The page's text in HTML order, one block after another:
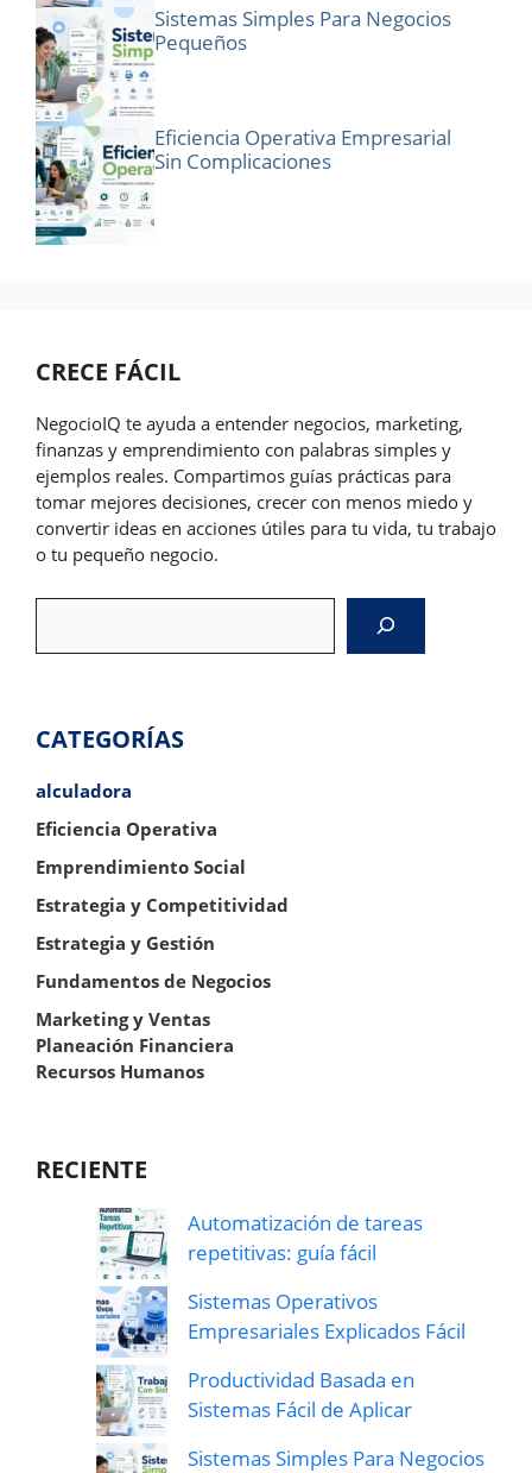
Sistemas Simples Para Negocios
Pequeños
Eficiencia Operativa Empresarial
Sin Complicaciones
CRECE FÁCIL
NegocioIQ te ayuda a entender negocios, marketing,
finanzas y emprendimiento con palabras simples y
ejemplos reales. Compartimos guías prácticas para
tomar mejores decisiones, crecer con menos miedo y
convertir ideas en acciones útiles para tu vida, tu trabajo
o tu pequeño negocio.
CATEGORÍAS
alculadora
Eficiencia Operativa
Emprendimiento Social
Estrategia y Competitividad
Estrategia y Gestión
Fundamentos de Negocios
Marketing y Ventas
Planeación Financiera
Recursos Humanos
RECIENTE
Automatización de tareas
repetitivas: guía fácil
Sistemas Operativos
Empresariales Explicados Fácil
Productividad Basada en
Sistemas Fácil de Aplicar
Sistemas Simples Para Negocios